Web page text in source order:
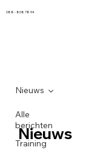
088 - 808 78 94
Alle
berichten
Training
Nieuws
Nieuws